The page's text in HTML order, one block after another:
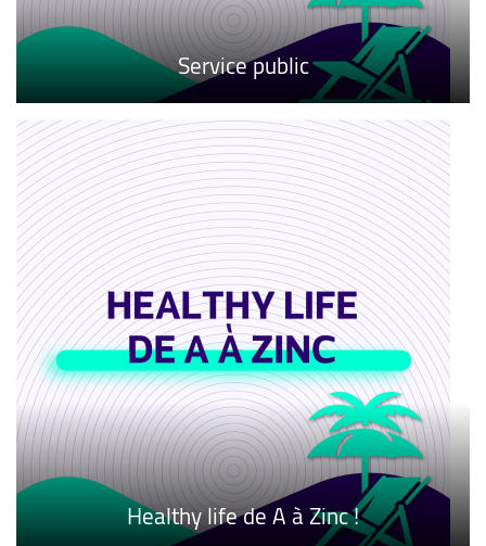
Service public
Healthy life de A à Zinc !